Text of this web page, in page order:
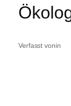
Verfasst vonin